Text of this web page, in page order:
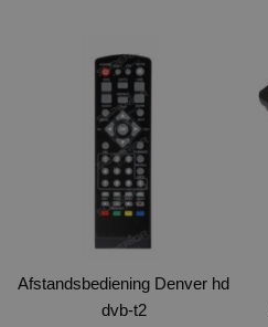
Afstandsbediening Denver hd
dvb-t2
product
heeft
meerdere
variaties.
Deze
optie
kan
worden
op